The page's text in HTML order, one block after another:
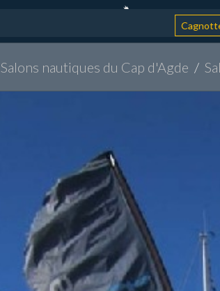
Cagnotte de soutien
Salons nautiques du Cap d'Agde